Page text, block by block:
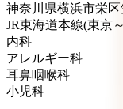
神奈川県横浜市栄
JR東海道本線(東京
内科
アレルギー科
耳鼻咽喉科
小児科